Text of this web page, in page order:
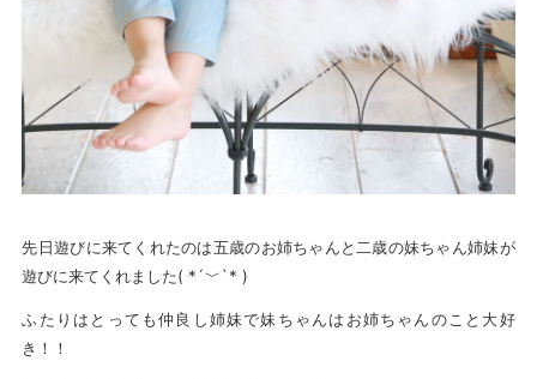
先日遊びに来てくれたのは五歳のお姉ちゃんと二歳の妹ちゃん姉妹が
遊びに来てくれました( *´﹀`* )
ふたりはとっても仲良し姉妹で妹ちゃんはお姉ちゃんのこと大好
き！！